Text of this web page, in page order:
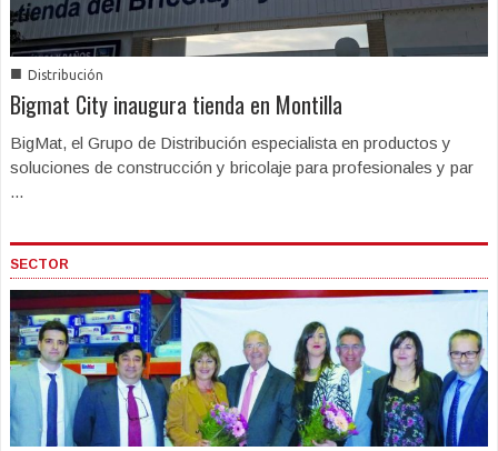
■ Distribución
Bigmat City inaugura tienda en Montilla
BigMat, el Grupo de Distribución especialista en productos y
soluciones de construcción y bricolaje para profesionales y par
...
SECTOR